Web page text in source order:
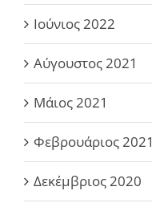
Ιούνιος 2022
Αύγουστος 2021
Μάιος 2021
Φεβρουάριος 2021
Δεκέμβριος 2020